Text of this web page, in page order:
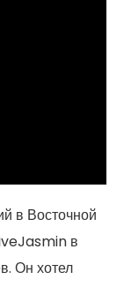
в Восточной
в
Он хотел